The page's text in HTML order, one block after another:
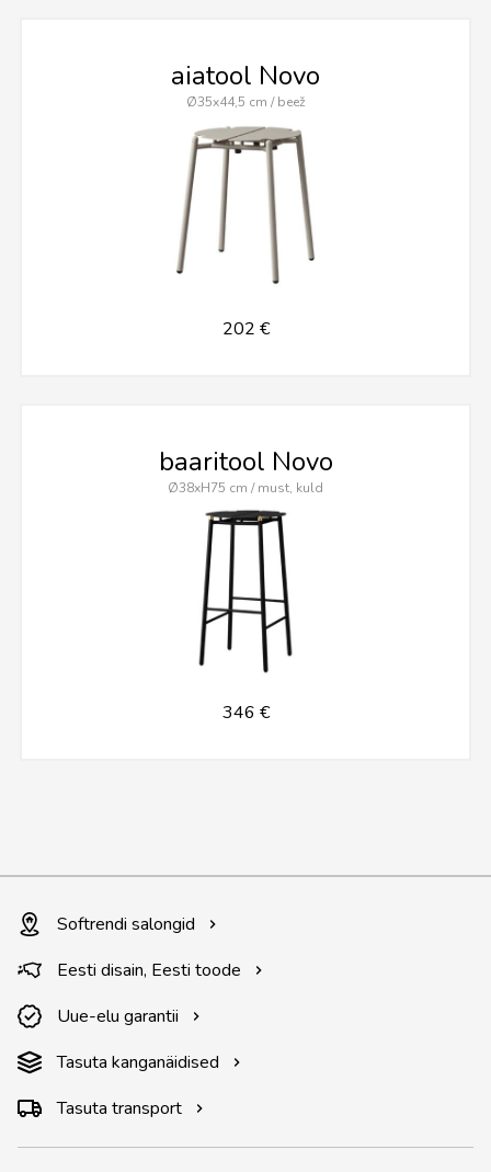
aiatool Novo
Ø35x44,5 cm / beež
202 €
baaritool Novo
Ø38xH75 cm / must, kuld
346 €
Softrendi salongid
Eesti disain, Eesti toode
Uue-elu garantii
Tasuta kanganäidised
Tasuta transport